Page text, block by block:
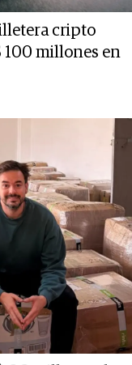
cripto
100 millones en